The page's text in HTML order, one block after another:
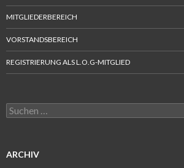
MITGLIEDERBEREICH
VORSTANDSBEREICH
REGISTRIERUNG ALS L.O.G-MITGLIED
Suchen
nach:
ARCHIV